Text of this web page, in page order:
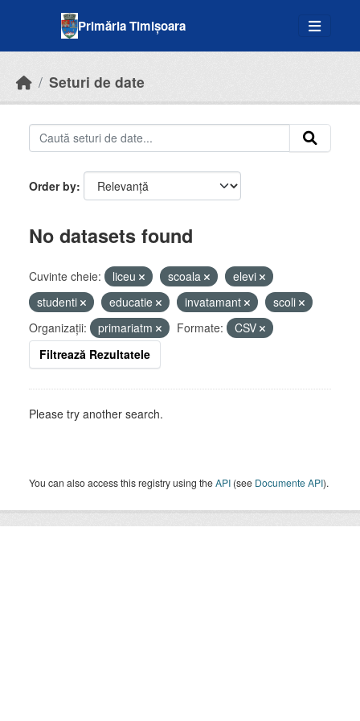
Primăria Timișoara
Seturi de date
Order by
No datasets found
Cuvinte cheie: liceu scoala
elevi
studenti
educatie invatamant
scoli
Organizații:
primariatm Formate:
CSV
Filtrează Rezultatele
Please try another search.
You can also access this registry using theAPI (see Documente API).